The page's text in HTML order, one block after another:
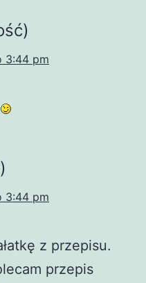
3:44 pm
3:44 pm
z przepisu.
przepis